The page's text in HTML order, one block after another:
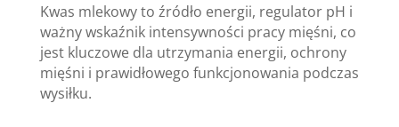
Kwas mlekowy to źródło energii, regulator pH i
ważny wskaźnik intensywności pracy mięśni, co
jest kluczowe dla utrzymania energii, ochrony
mięśni i prawidłowego funkcjonowania podczas
wysiłku.